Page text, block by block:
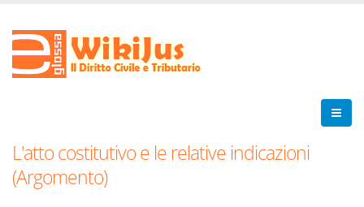
L'atto costitutivo e le relative indicazioni
(Argomento)